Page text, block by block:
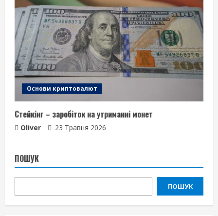
Основи криптовалют
Стейкінг – заробіток на утриманні монет
Oliver 23 Травня 2026
ПОШУК
ПОШУК